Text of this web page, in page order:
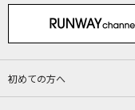
初めての方へ